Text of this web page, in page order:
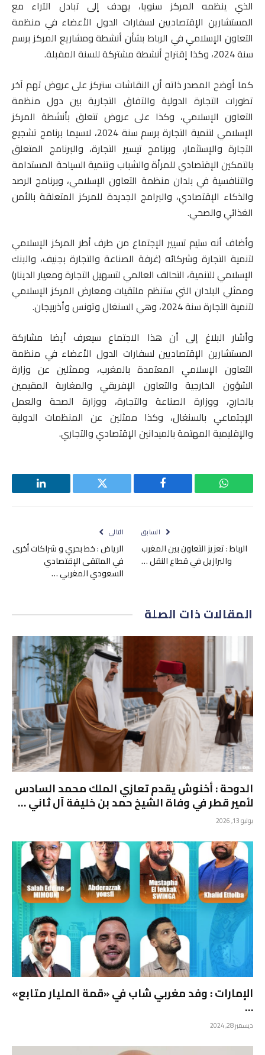
الذي ينظمه المركز سنويا، يهدف إلى تبادل الآراء مع
المستشارين الإقتصاديين لسفارات الدول الأعضاء في منظمة
التعاون الإسلامي في الرباط بشأن أنشطة ومشاريع المركز برسم
سنة 2024، وكذا إقتراح أنشطة مشتركة للسنة المقبلة.
كما أوضح المصدر ذاته أن النقاشات ستركز على عروض تهم آخر
تطورات التجارة الدولية والآفاق التجارية بين دول منظمة
التعاون الإسلامي، وكذا على عروض تتعلق بأنشطة المركز
الإسلامي لتنمية التجارة برسم سنة 2024، لاسيما برنامج تشجيع
التجارة والإستثمار، وبرنامج تيسير التجارة، والبرنامج المتعلق
بالتمكين الإقتصادي للمرأة والشباب وتنمية السياحة المستدامة
والتنافسية في بلدان منظمة التعاون الإسلامي، وبرنامج الرصد
والذكاء الإقتصادي، والبرامج الجديدة للمركز المتعلقة بالأمن
الغذائي والصحي.
وأضاف أنه ستيم تسيير الإجتماع من طرف أطر المركز الإسلامي
لتنمية التجارة وشركائه (غرفة الصناعة والتجارة بجنيف، والبنك
الإسلامي للتنمية، التحالف العالمي لتسهيل التجارة ومعيار الدينار)
وممثلي البلدان التي ستنظم ملتقيات ومعارض المركز الإسلامي
لتنمية التجارة سنة 2024، وهي السنغال وتونس وأذربيجان.
وأشار البلاغ إلى أن هذا الاجتماع سيعرف أيضا مشاركة
المستشارين الإقتصاديين لسفارات الدول الأعضاء في منظمة
التعاون الإسلامي المعتمدة بالمغرب، وممثلين عن وزارة
الشؤون الخارجية والتعاون الإفريقي والمغاربة المقيمين
بالخارج، ووزارة الصناعة والتجارة، ووزارة الصحة والعمل
الإجتماعي بالسنغال، وكذا ممثلين عن المنظمات الدولية
والإقليمية المهتمة بالميدانين الإقتصادي والتجاري.
واتساب فيسبوك تويتر لينكدإن
السابق
الرباط : تعزيز التعاون بين المغرب
والبرازيل في قطاع النقل …
التالي
الرياض : خط بحري و شراكات أخرى
في الملتقى الإقتصادي
السعودي المغربي …
المقالاتذات الصلة
الدوحة : أخنوش يقدم تعازي الملك محمد السادس
لأمير قطر في وفاة الشيخ حمد بن خليفة آل ثاني …
يوليو 13, 2026
الإمارات : وفد مغربي شاب في «قمة المليار متابع»
…
ديسمبر 28, 2024